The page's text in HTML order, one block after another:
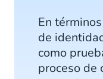
En
de
como
proceso de